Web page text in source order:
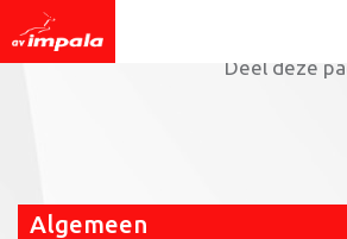
Home»De 8 van Drachten
Deel deze
Algemeen